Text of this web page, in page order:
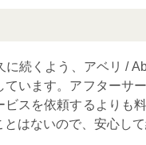
続くよう、アベリ /
います。アフターサ
スを依頼するよりも
はないので、安心し